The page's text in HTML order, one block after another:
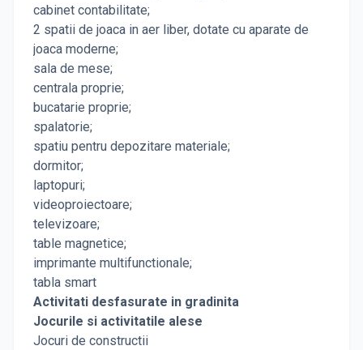
cabinet contabilitate;
2 spatii de joaca in aer liber, dotate cu aparate de
joaca moderne;
sala de mese;
centrala proprie;
bucatarie proprie;
spalatorie;
spatiu pentru depozitare materiale;
dormitor;
laptopuri;
videoproiectoare;
televizoare;
table magnetice;
imprimante multifunctionale;
tabla smart
Activitati desfasurate in gradinita
Jocurile si activitatile alese
Jocuri de constructii